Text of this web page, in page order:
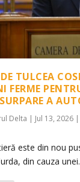
TULCEA
FERME
A
Delta | Jul 13, 2026 |
este din nou
din cauza